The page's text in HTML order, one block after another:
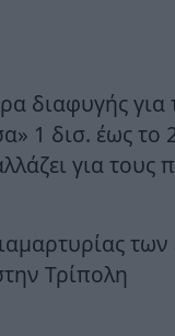
διαφυγής για
1 δισ. έως το
για τους
Τρίπολη